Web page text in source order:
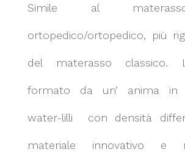
Simile al
ortopedico/ortopedico, più
del materasso classico.
formato da un’ anima in
water-lilli con densità
materiale innovativo e